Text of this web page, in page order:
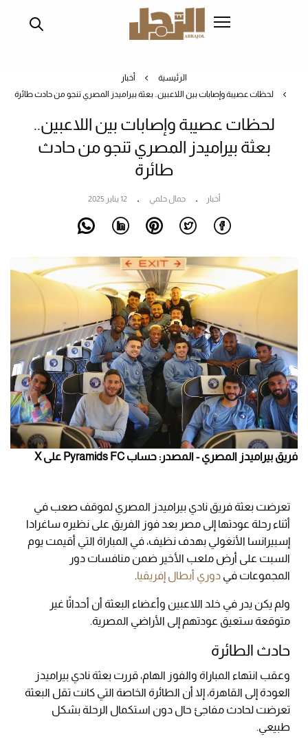
الرئيسية
أخبار
لحظات عصيبة وإصابات بين اللاعبين.. بعثة بيراميدز المصري تنجو من حادث طائرة
لحظات عصيبة وإصابات بين اللاعبين..
بعثة بيراميدز المصري تنجو من حادث
طائرة
أخبار جمال حلمي 12 يناير 2025
فريق بيراميدز المصري - المصدر: حساب Pyramids FC على X
تعرضت بعثة فريق نادي بيراميدز المصري لموقف صعب في
أثناء رحلة عودتها إلى مصر بعد فوز الفريق على نظيره ساغرادا
إسبيرانسا الأنغولي بهدف نظيف، في المباراة التي أقيمت يوم
السبت على أرض ملعب الأخير ضمن منافسات دور
المجموعات في دوري أبطال إفريقيا.
ولم يكن يدر في خلد اللاعبين وأعضاء البعثة أن أحداثًا غير
متوقعة ستعيق عودتهم إلى الأراضي المصرية.
حادث الطائرة
وعقب انتهاء المباراة والفوز الهام، قررت بعثة نادي بيراميدز
العودة إلى القاهرة، إلا أن الطائرة الخاصة التي كانت تقل البعثة
تعرضت لحادث مفاجئ حال دون استكمال الرحلة بشكل
طبيعي.